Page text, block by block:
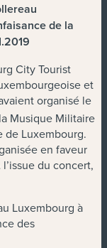
de la
City Tourist
et
organisé le
Musique Militaire
de Luxembourg.
en faveur
du concert,
Luxembourg à
des